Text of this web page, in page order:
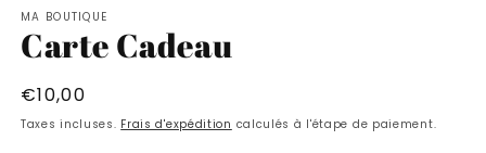
média
1
dans
modale
MA BOUTIQUE
Carte Cadeau
Prix
habituel
€10,00
Taxes incluses. Frais d'expédition calculés à l'étape de paiement.